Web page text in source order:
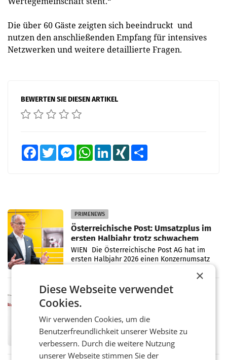
Die über 60 Gäste zeigten sich beeindruckt und
nutzen den anschließenden Empfang für intensives
Netzwerken und weitere detaillierte Fragen.
BEWERTEN SIE DIESEN ARTIKEL
FacebookTwitter MessengerWhatsAppLinkedInXING
PRIMENEWS
Österreichische Post: Umsatzplus im
ersten Halbjahr trotz schwachem
Briefgeschäft
WIEN Die Österreichische Post AG hat im
ersten Halbjahr 2026 einen Konzernumsatz
einem Plus von 3,8 Prozent gegenüber dem
Vergleichszeitraum
MARKETING & MEDIA
ProSiebenSat.1 spart und macht
überraschend viel Gewinn
UNTERFÖHRING/MAILAND/AMSTERDAM. Der
Fernsehkonzern ProSiebenSat.1 hat im
Frühjahr dank Kostensenkungen operativ
wieder Gewinn gemacht und die
×
Diese Webseite verwendet
Cookies.
Wir verwenden Cookies, um die
Benutzerfreundlichkeit unserer Website zu
verbessern. Durch die weitere Nutzung
unserer Webseite stimmen Sie der